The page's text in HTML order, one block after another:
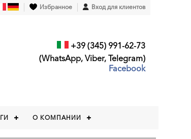
Избранное Вход для клиентов
+39 (345) 991-62-73
(WhatsApp, Viber, Telegram)
Facebook
О КОМПАНИИ